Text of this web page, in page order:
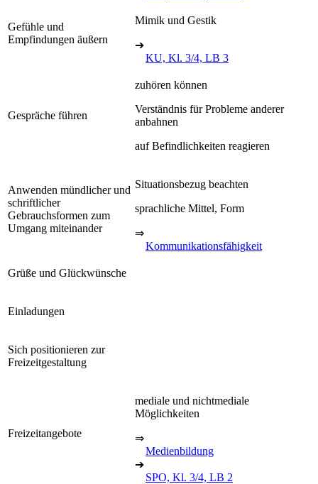
Gefühle und
Empfindungen äußern
Mimik und Gestik
➔
KU, Kl. 3/4, LB 3
Gespräche führen
zuhören können
Verständnis für Probleme anderer
anbahnen
auf Befindlichkeiten reagieren
Anwenden mündlicher und
schriftlicher
Gebrauchsformen zum
Umgang miteinander
Situationsbezug beachten
sprachliche Mittel, Form
⇒
Kommunikationsfähigkeit
Grüße und Glückwünsche
Einladungen
Sich positionieren zur
Freizeitgestaltung
Freizeitangebote
mediale und nichtmediale
Möglichkeiten
⇒
Medienbildung
➔
SPO, Kl. 3/4, LB 2